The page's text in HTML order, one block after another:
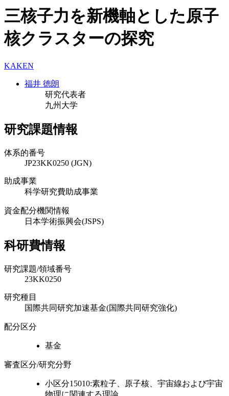
三核子力を新機軸とした原子
核クラスターの探究
KAKEN
福井 徳朗
研究代表者
九州大学
研究課題情報
体系的番号
JP23KK0250 (JGN)
助成事業
科学研究費助成事業
資金配分機関情報
日本学術振興会(JSPS)
科研費情報
研究課題/領域番号
23KK0250
研究種目
国際共同研究加速基金(国際共同研究強化)
配分区分
基金
審査区分/研究分野
小区分15010:素粒子、原子核、宇宙線および宇宙
物理に関連する理論